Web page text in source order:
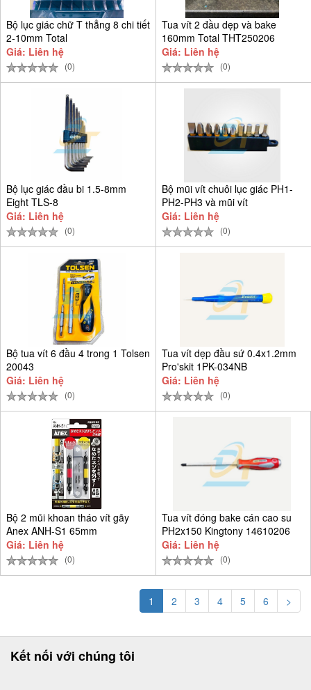
Bộ lục giác chữ T thẳng 8 chi tiết
2-10mm Total
Giá: Liên hệ
(0)
Tua vít 2 đầu dẹp và bake
160mm Total THT250206
Giá: Liên hệ
(0)
Bộ lục giác đầu bi 1.5-8mm
Eight TLS-8
Giá: Liên hệ
(0)
Bộ mũi vít chuôi lục giác PH1-
PH2-PH3 và mũi vít
Giá: Liên hệ
(0)
Bộ tua vít 6 đầu 4 trong 1 Tolsen
20043
Giá: Liên hệ
(0)
Tua vít dẹp đầu sứ 0.4x1.2mm
Pro'skit 1PK-034NB
Giá: Liên hệ
(0)
Bộ 2 mũi khoan tháo vít gãy
Anex ANH-S1 65mm
Giá: Liên hệ
(0)
Tua vít đóng bake cán cao su
PH2x150 Kingtony 14610206
Giá: Liên hệ
(0)
1 2 3 4 5 6 >
Kết nối với chúng tôi